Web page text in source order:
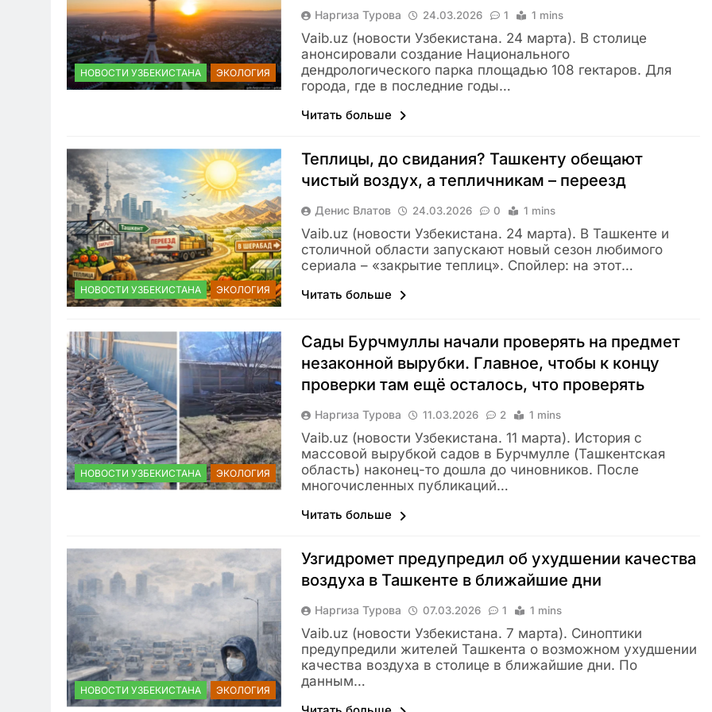
НОВОСТИ УЗБЕКИСТАНА ЭКОЛОГИЯ
Наргиза Турова 24.03.2026 1 1 mins
Vaib.uz (новости Узбекистана. 24 марта). В столице
анонсировали создание Национального
дендрологического парка площадью 108 гектаров. Для
города, где в последние годы…
Читать больше
НОВОСТИ УЗБЕКИСТАНА ЭКОЛОГИЯ
Теплицы, до свидания? Ташкенту обещают
чистый воздух, а тепличникам – переезд
Денис Влатов 24.03.2026 0 1 mins
Vaib.uz (новости Узбекистана. 24 марта). В Ташкенте и
столичной области запускают новый сезон любимого
сериала – «закрытие теплиц». Спойлер: на этот…
Читать больше
НОВОСТИ УЗБЕКИСТАНА ЭКОЛОГИЯ
Сады Бурчмуллы начали проверять на предмет
незаконной вырубки. Главное, чтобы к концу
проверки там ещё осталось, что проверять
Наргиза Турова 11.03.2026 2 1 mins
Vaib.uz (новости Узбекистана. 11 марта). История с
массовой вырубкой садов в Бурчмулле (Ташкентская
область) наконец-то дошла до чиновников. После
многочисленных публикаций…
Читать больше
НОВОСТИ УЗБЕКИСТАНА ЭКОЛОГИЯ
Узгидромет предупредил об ухудшении качества
воздуха в Ташкенте в ближайшие дни
Наргиза Турова 07.03.2026 1 1 mins
Vaib.uz (новости Узбекистана. 7 марта). Синоптики
предупредили жителей Ташкента о возможном ухудшении
качества воздуха в столице в ближайшие дни. По
данным…